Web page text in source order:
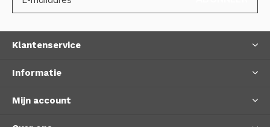
Klantenservice
Informatie
Mijn account